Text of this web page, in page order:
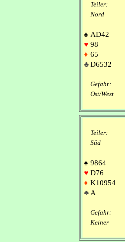
Teiler:
Nord
♠ AD42
♥ 98
♦ 65
♣D6532
Gefahr:
Ost/West
Teiler:
Süd
♠ 9864
♥ D76
♦ K10954
♣ A
Gefahr:
Keiner